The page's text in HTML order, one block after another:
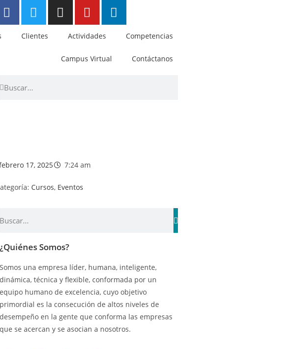
Clientes Actividades Competencias
Campus Virtual Contáctanos
17, 2025 7:24 am
Cursos, Eventos
¿Quiénes Somos?
Somos una empresa líder, humana, inteligente,
dinámica, técnica y flexible, conformada por un
equipo humano de excelencia, cuyo objetivo
primordial es la consecución de altos niveles de
desempeño en la gente que conforma las empresas
que se acercan y se asocian a nosotros.